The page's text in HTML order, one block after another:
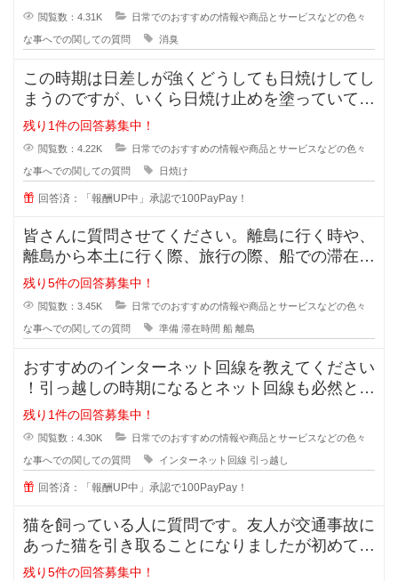
が、苦手な匂いでした。
閲覧数：4.31K 日常でのおすすめの情報や商品とサービスなどの色々
な事へでの関しての質問 消臭
この時期は日差しが強くどうしても日焼けしてし
まうのですが、いくら日焼け止めを塗っていても
半袖のあとはできてしまいます。
残り1件の回答募集中！
閲覧数：4.22K 日常でのおすすめの情報や商品とサービスなどの色々
な事へでの関しての質問 日焼け
回答済：「報酬UP中」承認で100PayPay！
皆さんに質問させてください。離島に行く時や、
離島から本土に行く際、旅行の際、船での滞在時
間が3時間ほどと長い場合、小さい
残り5件の回答募集中！
閲覧数：3.45K 日常でのおすすめの情報や商品とサービスなどの色々
な事へでの関しての質問 準備 滞在時間 船 離島
おすすめのインターネット回線を教えてください
！引っ越しの時期になるとネット回線も必然と変
えようかなと思いますよね！
残り1件の回答募集中！
閲覧数：4.30K 日常でのおすすめの情報や商品とサービスなどの色々
な事へでの関しての質問 インターネット回線 引っ越し
回答済：「報酬UP中」承認で100PayPay！
猫を飼っている人に質問です。友人が交通事故に
あった猫を引き取ることになりましたが初めて猫
を育てることになったそうで、ご飯
残り5件の回答募集中！